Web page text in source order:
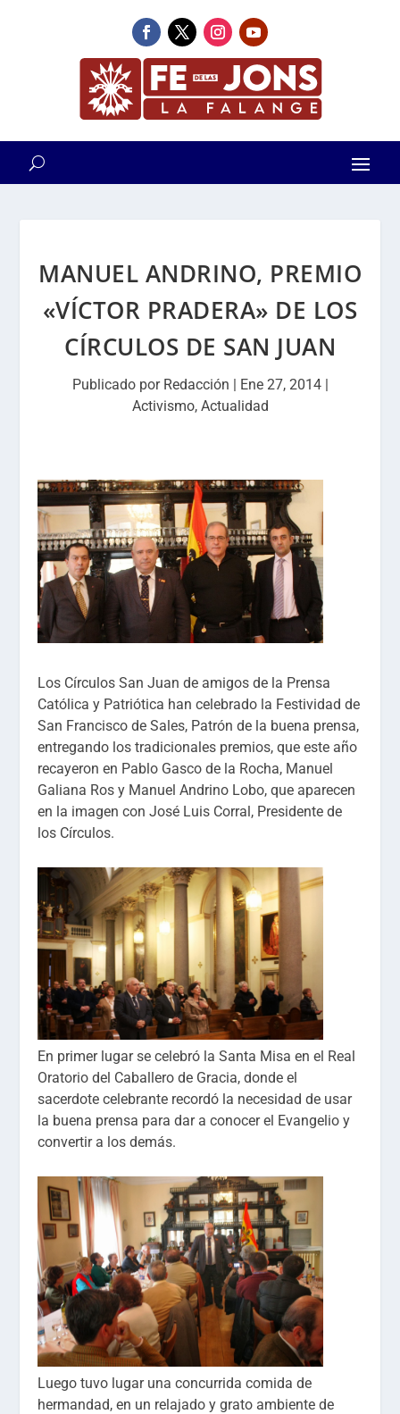
MANUEL ANDRINO, PREMIO
«VÍCTOR PRADERA» DE LOS
CÍRCULOS DE SAN JUAN
Publicado por Redacción | Ene 27, 2014|
Activismo, Actualidad
Los Círculos San Juan de amigos de la Prensa
Católica y Patriótica han celebrado la Festividad de
San Francisco de Sales, Patrón de la buena prensa,
entregando los tradicionales premios, que este año
recayeron en Pablo Gasco de la Rocha, Manuel
Galiana Ros y Manuel Andrino Lobo, que aparecen
en la imagen con José Luis Corral, Presidente de
los Círculos.
En primer lugar se celebró la Santa Misa en el Real
Oratorio del Caballero de Gracia, donde el
sacerdote celebrante recordó la necesidad de usar
la buena prensa para dar a conocer el Evangelio y
convertir a los demás.
Luego tuvo lugar una concurrida comida de
hermandad, en un relajado y grato ambiente de